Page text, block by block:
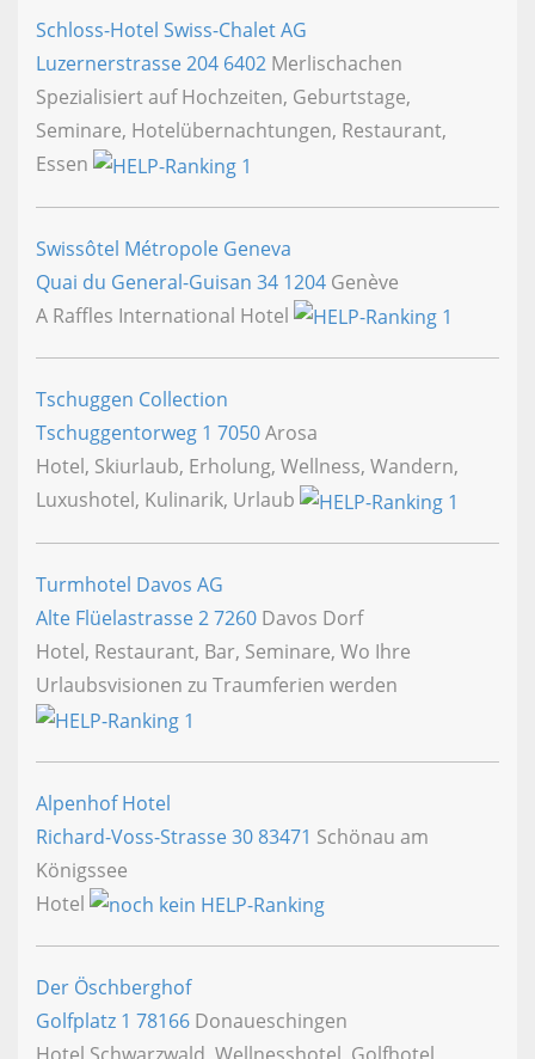
Schloss-Hotel Swiss-Chalet AG
Luzernerstrasse 204 6402 Merlischachen
Spezialisiert auf Hochzeiten, Geburtstage,
Seminare, Hotelübernachtungen, Restaurant,
Essen
Swissôtel Métropole Geneva
Quai du General-Guisan 34 1204 Genève
A Raffles International Hotel
Tschuggen Collection
Tschuggentorweg 1 7050Arosa
Hotel, Skiurlaub, Erholung, Wellness, Wandern,
Luxushotel, Kulinarik, Urlaub
Turmhotel Davos AG
Alte Flüelastrasse 27260 Davos Dorf
Hotel, Restaurant, Bar, Seminare, Wo Ihre
Urlaubsvisionen zu Traumferien werden
Alpenhof Hotel
Richard-Voss-Strasse 3083471 Schönau am
Königssee
Hotel
Der Öschberghof
Golfplatz 1 78166 Donaueschingen